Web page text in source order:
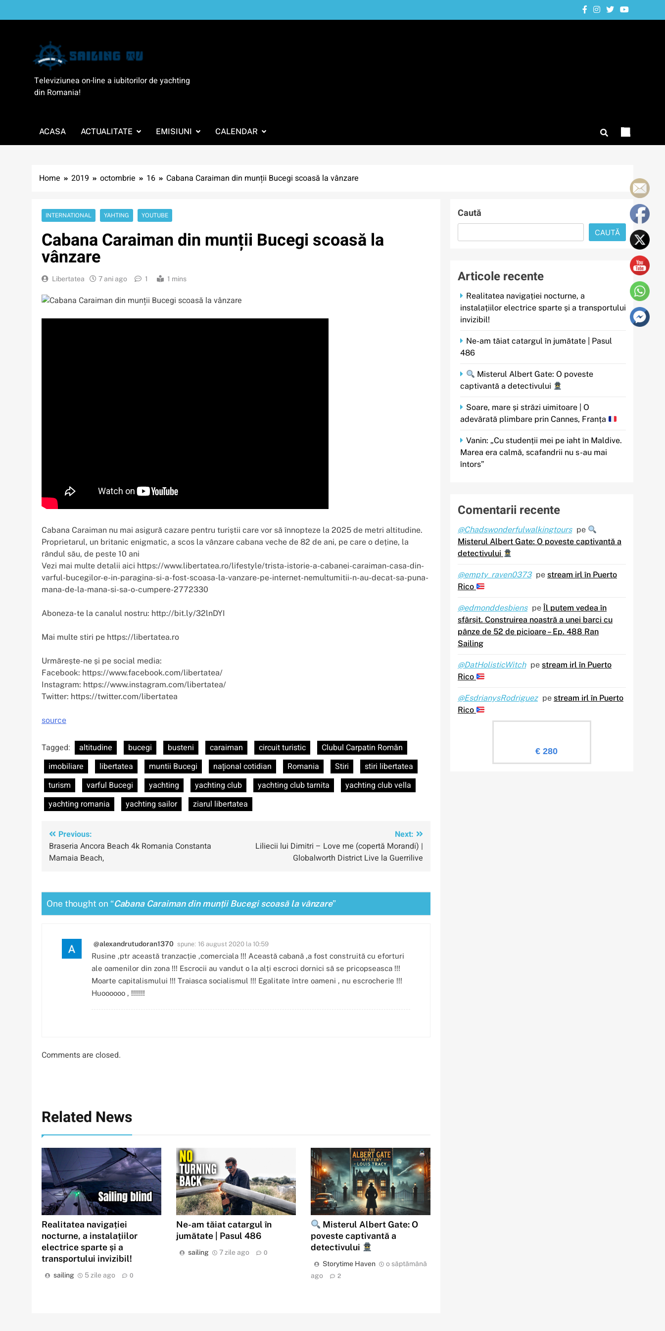
to
SailingTV
Televiziunea on-line a iubitorilor de yachting
din Romania!
ACASA ACTUALITATE EMISIUNI CALENDAR
Home 2019 octombrie 16 Cabana Caraiman din munții Bucegi scoasă la vânzare
INTERNATIONAL YAHTING YOUTUBE
Cabana Caraiman din munții Bucegi scoasă la
vânzare
Libertatea 7 ani ago 1 1 mins
Cabana Caraiman nu mai asigură cazare pentru turiștii care vor să înnopteze la 2025 de metri altitudine.
Proprietarul, un britanic enigmatic, a scos la vânzare cabana veche de 82 de ani, pe care o deține, la
rândul său, de peste 10 ani
Vezi mai multe detalii aici https://www.libertatea.ro/lifestyle/trista-istorie-a-cabanei-caraiman-casa-din-
varful-bucegilor-e-in-paragina-si-a-fost-scoasa-la-vanzare-pe-internet-nemultumitii-n-au-decat-sa-puna-
mana-de-la-mana-si-sa-o-cumpere-2772330
Aboneza-te la canalul nostru: http://bit.ly/32lnDYI
Mai multe stiri pe https://libertatea.ro
Urmărește-ne și pe social media:
Facebook: https://www.facebook.com/libertatea/
Instagram: https://www.instagram.com/libertatea/
Twitter: https://twitter.com/libertatea
source
Tagged: altitudine bucegi busteni caraiman circuit turistic
Clubul Carpatin Român
imobiliare
libertatea muntii Bucegi naţional cotidian Romania Stiri
stiri libertatea
turism
varful Bucegi yachting yachting club yachting club tarnita
yachting club vella
yachting romania
yachting sailor ziarul libertatea
Navigare
în
Previous:
Braseria Ancora Beach 4k Romania Constanta
Mamaia Beach,
Next:
Liliecii lui Dimitri – Love me (copertă Morandi) |
Globalworth District Live la Guerrilive
One thought on “Cabana Caraiman din munții Bucegi scoasă la vânzare”
@alexandrutudoran1370 spune: 16 august 2020 la 10:59
Rusine ,ptr această tranzacție ,comerciala !!! Această cabană ,a fost construită cu eforturi
ale oamenilor din zona !!! Escrocii au vandut o la alți escroci dornici să se pricopseasca !!!
Moarte capitalismului !!! Traiasca socialismul !!! Egalitate între oameni , nu escrocherie !!!
Huoooooo , !!!!!!!
Comments are closed.
Related News
Realitatea navigației
nocturne, a instalațiilor
electrice sparte și a
transportului invizibil!
sailing 5 zile ago 0
Ne-am tăiat catargul în
jumătate | Pasul 486
sailing 7 zile ago 0
Misterul Albert Gate: O
poveste captivantă a
detectivului
Storytime Haven
o săptămână
ago
2
Caută
CAUTĂ
Articole recente
Realitatea navigației nocturne, a
instalațiilor electrice sparte și a transportului
invizibil!
Ne-am tăiat catargul în jumătate | Pasul
486
Misterul Albert Gate: O poveste
captivantă a detectivului
Soare, mare și străzi uimitoare | O
adevărată plimbare prin Cannes, Franța
Vanin: „Cu studenții mei pe iaht în Maldive.
Marea era calmă, scafandrii nu s-au mai
întors”
Comentarii recente
@Chadswonderfulwalkingtours pe
Misterul Albert Gate: O poveste captivantă a
detectivului
@empty_raven0373 pe stream irl în Puerto
Rico
@edmonddesbiens pe Îl putem vedea în
sfârșit. Construirea noastră a unei barci cu
pânze de 52 de picioare – Ep. 488 Ran
Sailing
@DatHolisticWitch pe stream irl în Puerto
Rico
@EsdrianysRodriguez pe stream irl în Puerto
Rico
€ 280